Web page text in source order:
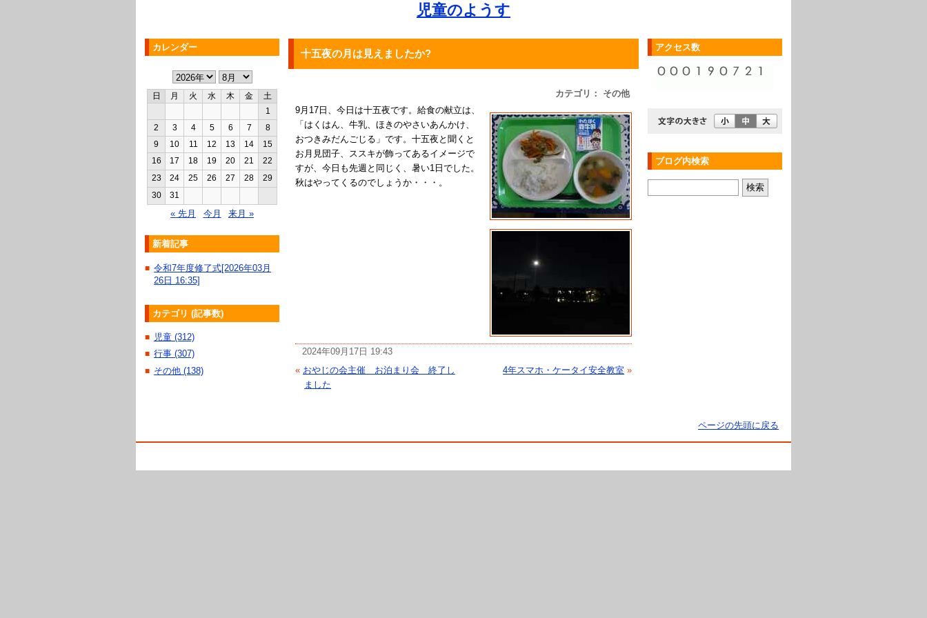
児童のようす
十五夜の月は見えましたか?
カテゴリ： その他
9月17日、今日は十五夜です。給食の献立は、
「はくはん、牛乳、ほきのやさいあんかけ、
おつきみだんごじる」です。十五夜と聞くと
お月見団子、ススキが飾ってあるイメージで
すが、今日も先週と同じく、暑い1日でした。
秋はやってくるのでしょうか・・・。
2024年09月17日 19:43
« おやじの会主催 お泊まり会 終了し
ました
4年スマホ・ケータイ安全教室 »
カレンダー
日 月 火 水 木 金
土
1
2
3 4 5 6 7
8
9
10 11 12 13 14
15
16
17 18 19 20 21
22
23
24 25 26 27 28
29
30
31
« 先月 今月 来月 »
新着記事
■ 令和7年度修了式[2026年03月
26日 16:35]
カテゴリ (記事数)
■ 児童 (312)
■ 行事 (307)
■ その他 (138)
アクセス数
ブログ内検索
ページの先頭に戻る